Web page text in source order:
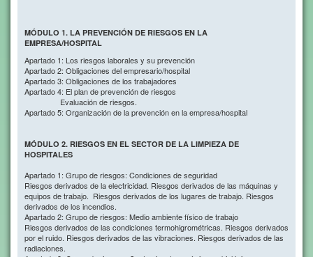
MÓDULO 1. LA PREVENCIÓN DE RIESGOS EN LA
EMPRESA/HOSPITAL
Apartado 1: Los riesgos laborales y su prevención
Apartado 2: Obligaciones del empresario/hospital
Apartado 3: Obligaciones de los trabajadores
Apartado 4: El plan de prevención de riesgos
Evaluación de riesgos.
Apartado 5: Organización de la prevención en la empresa/hospital
MÓDULO 2. RIESGOS EN EL SECTOR DE LA LIMPIEZA DE
HOSPITALES
Apartado 1: Grupo de riesgos: Condiciones de seguridad
Riesgos derivados de la electricidad. Riesgos derivados de las máquinas y
equipos de trabajo. Riesgos derivados de los lugares de trabajo. Riesgos
derivados de los incendios.
Apartado 2: Grupo de riesgos: Medio ambiente físico de trabajo
Riesgos derivados de las condiciones termohigrométricas. Riesgos derivados
por el ruido. Riesgos derivados de las vibraciones. Riesgos derivados de las
radiaciones.